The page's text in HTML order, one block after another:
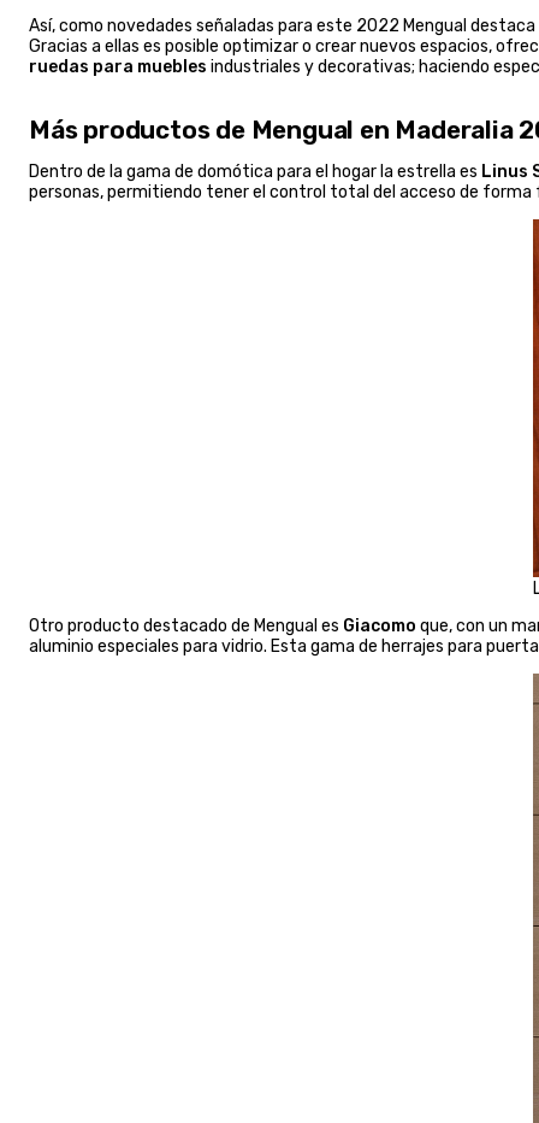
Así, como novedades señaladas para este 2022 Mengual
Gracias a ellas es posible optimizar o crear nuevos espacios,
ruedas para muebles industriales y decorativas; haciendo
Más productos de Mengual en Maderalia
Dentro de la gama de domótica para el hogar la estrella es Linus
personas, permitiendo tener el control total del acceso de forma
Otro producto destacado de Mengual es Giacomo que, con un
aluminio especiales para vidrio. Esta gama de herrajes para